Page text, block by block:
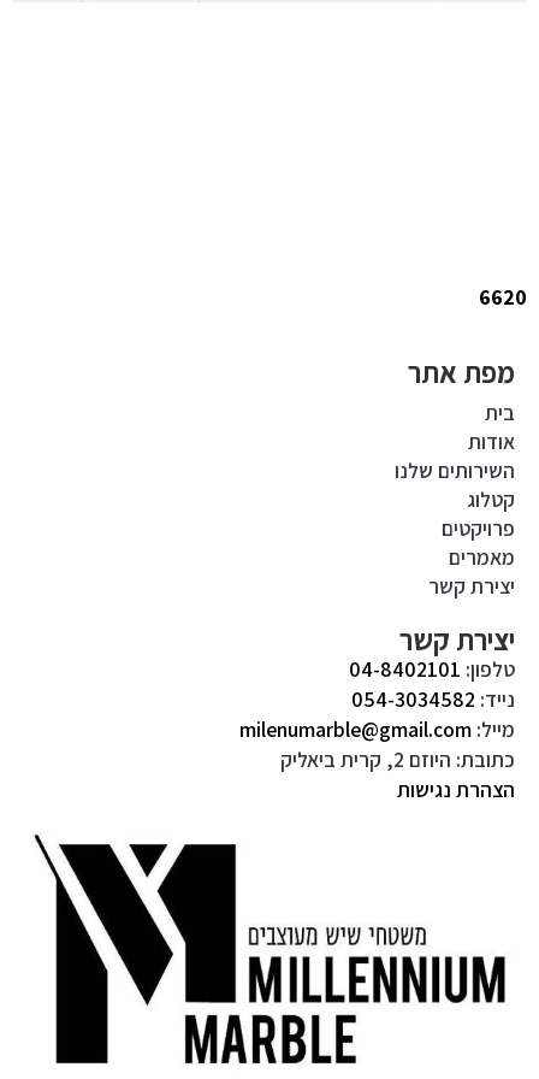
6620
מפת אתר
בית
אודות
השירותים שלנו
קטלוג
פרויקטים
מאמרים
יצירת קשר
יצירת קשר
טלפון: 04-8402101
נייד: 054-3034582
מייל: milenumarble@gmail.com
כתובת: היוזם 2, קרית ביאליק
הצהרת נגישות